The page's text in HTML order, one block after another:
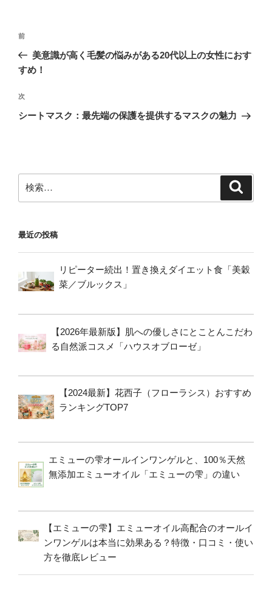
投
ナ
ゲ
ー
前
の
投
前
美意識が高く毛髪の悩みがある20代以上の女性におす
すめ！
次
の
次
シートマスク：最先端の保護を提供するマスクの魅力
検
索:
最近の投稿
リピーター続出！置き換えダイエット食「美穀
菜／ブルックス」
【2026年最新版】肌への優しさにとことんこだわ
る自然派コスメ「ハウスオブローゼ」
【2024最新】花西子（フローラシス）おすすめ
ランキングTOP7
エミューの雫オールインワンゲルと、100％天然
無添加エミューオイル「エミューの雫」の違い
【エミューの雫】エミューオイル高配合のオールイ
ンワンゲルは本当に効果ある？特徴・口コミ・使い
方を徹底レビュー